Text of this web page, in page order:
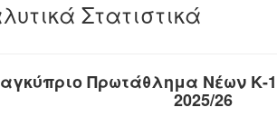
Στατιστικά
Πρωτάθλημα Νέων Κ-
2025/26